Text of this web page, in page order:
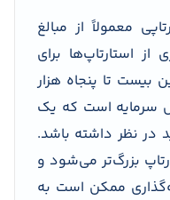
معمولاً از مبالغ
استارتاپ‌ها برای
بیست تا پنجاه هزار
سرمایه است که یک
در نظر داشته باشد.
بزرگ‌تر می‌شود و
ممکن است به